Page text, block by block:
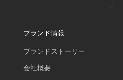
ブランド情報
ブランドストーリー
会社概要